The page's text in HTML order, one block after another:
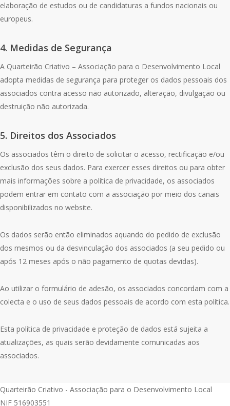
elaboração de estudos ou de candidaturas a fundos nacionais ou
europeus.
4. Medidas de Segurança
A Quarteirão Criativo – Associação para o Desenvolvimento Local
adopta medidas de segurança para proteger os dados pessoais dos
associados contra acesso não autorizado, alteração, divulgação ou
destruição não autorizada.
5. Direitos dos Associados
Os associados têm o direito de solicitar o acesso, rectificação e/ou
exclusão dos seus dados. Para exercer esses direitos ou para obter
mais informações sobre a política de privacidade, os associados
podem entrar em contato com a associação por meio dos canais
disponibilizados no website.
Os dados serão então eliminados aquando do pedido de exclusão
dos mesmos ou da desvinculação dos associados (a seu pedido ou
após 12 meses após o não pagamento de quotas devidas).
Ao utilizar o formulário de adesão, os associados concordam com a
colecta e o uso de seus dados pessoais de acordo com esta política.
Esta política de privacidade e proteção de dados está sujeita a
atualizações, as quais serão devidamente comunicadas aos
associados.
Quarteirão Criativo - Associação para o Desenvolvimento Local
NIF 516903551